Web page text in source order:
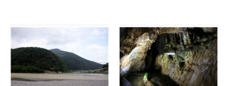
닷
컴!